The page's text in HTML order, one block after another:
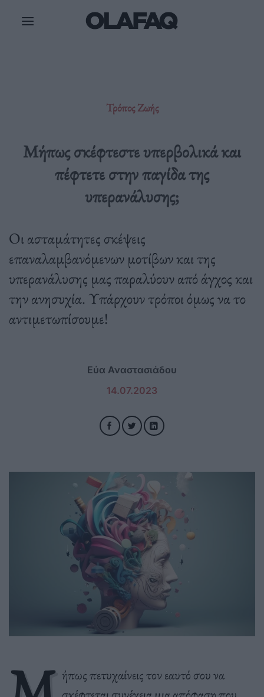
Τρόπος Ζωής
Μήπως σκέφτεστε υπερβολικά και
πέφτετε στην παγίδα της
υπερανάλυσης;
Οι ασταμάτητες σκέψεις
επαναλαμβανόμενων μοτίβων και της
υπερανάλυσης μας παραλύουν από άγχος και
την ανησυχία. Υπάρχουν τρόποι όμως να το
αντιμετωπίσουμε!
Εύα Αναστασιάδου
14.07.2023
ήπως πετυχαίνεις τον εαυτό σου να